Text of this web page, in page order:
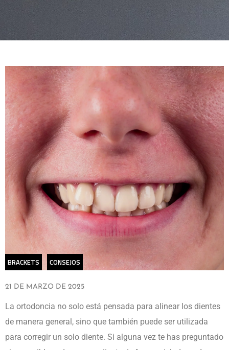
BRACKETS CONSEJOS
21 DE MARZO DE 2025
La ortodoncia no solo está pensada para alinear los dientes
de manera general, sino que también puede ser utilizada
para corregir un solo diente. Si alguna vez te has preguntado